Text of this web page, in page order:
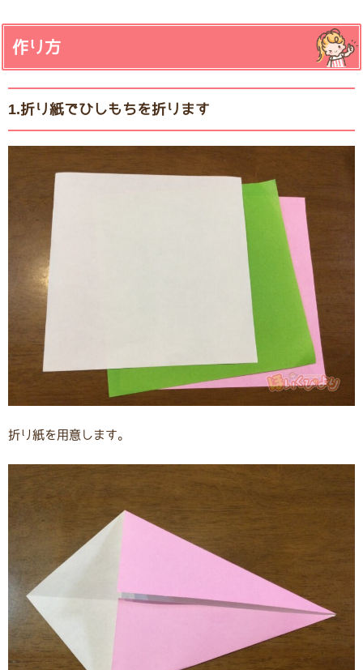
作り方
1.折り紙でひしもちを折ります
折り紙を用意します。